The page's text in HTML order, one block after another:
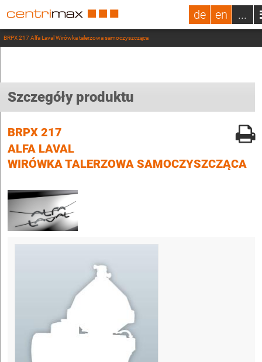
de en ...
BRPX 217 Alfa Laval Wirówka talerzowa samoczyszcząca
Szczegóły produktu
BRPX 217
ALFA LAVAL
WIRÓWKA TALERZOWA SAMOCZYSZCZĄCA